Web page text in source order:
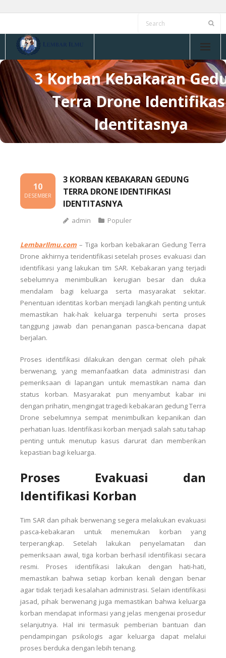
content
3 Korban Kebakaran
Terra Drone
Identitasnya
3 KORBAN KEBAKARAN GEDUNG
TERRA DRONE IDENTIFIKASI
IDENTITASNYA
10
DESEMBER
admin Populer
LembarIlmu.com –Tiga korban kebakaran Gedung Terra
Drone akhirnya teridentifikasi setelah proses evakuasi dan
identifikasi yang lakukan tim SAR. Kebakaran yang terjadi
sebelumnya menimbulkan kerugian besar dan duka
mendalam bagi keluarga serta masyarakat sekitar.
Penentuan identitas korban menjadi langkah penting untuk
memastikan hak-hak keluarga terpenuhi serta proses
tanggung jawab dan penanganan pasca-bencana dapat
berjalan.
Proses identifikasi dilakukan dengan cermat oleh pihak
berwenang, yang memanfaatkan data administrasi dan
pemeriksaan di lapangan untuk memastikan nama dan
status korban. Masyarakat pun menyambut kabar ini
dengan prihatin, mengingat tragedi kebakaran gedung Terra
Drone sebelumnya sempat menimbulkan kepanikan dan
perhatian luas. Identifikasi korban menjadi salah satu tahap
penting untuk menutup kasus darurat dan memberikan
kepastian bagi keluarga.
Proses Evakuasi dan
Identifikasi Korban
Tim SAR dan pihak berwenang segera melakukan evakuasi
pasca-kebakaran untuk menemukan korban yang
terperangkap. Setelah lakukan penyelamatan dan
pemeriksaan awal, tiga korban berhasil identifikasi secara
resmi. Proses identifikasi lakukan dengan hati-hati,
memastikan bahwa setiap korban kenali dengan benar
agar tidak terjadi kesalahan administrasi. Selain identifikasi
jasad, pihak berwenang juga memastikan bahwa keluarga
korban mendapat informasi yang jelas mengenai prosedur
selanjutnya. Hal ini termasuk pemberian bantuan dan
pendampingan psikologis agar keluarga dapat melalui
proses berduka dengan lebih tenang.